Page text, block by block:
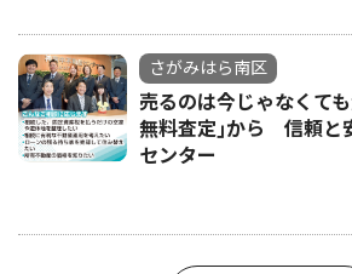
さがみはら南区
売るのは今じゃなくて
無料査定｣から 信頼と
センター